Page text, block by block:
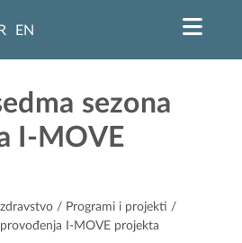
EN
sezona
I-MOVE
/ Programi i projekti /
I-MOVE projekta